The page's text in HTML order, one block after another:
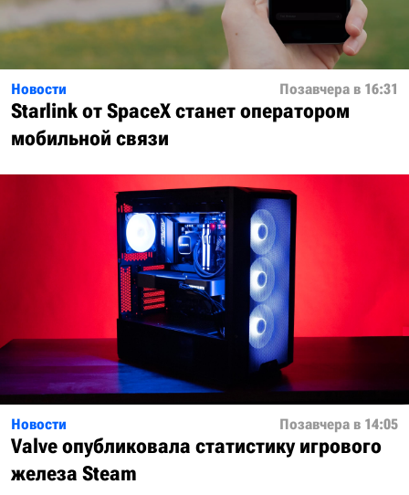
Новости Позавчера в 16:31
Starlink от SpaceX станет оператором
мобильной связи
Новости Позавчера в 14:05
Valve опубликовала статистику игрового
железа Steam